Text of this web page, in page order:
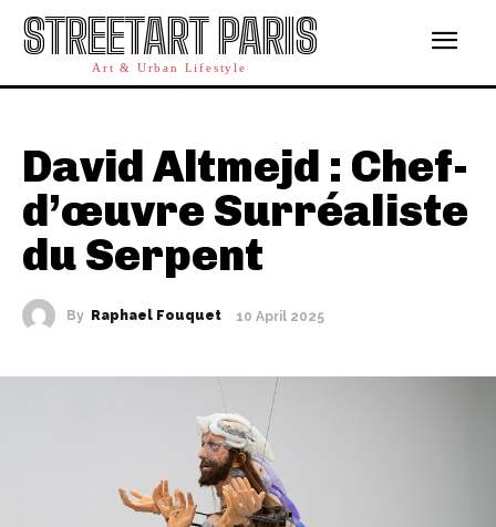
STREETART PARIS
Art & Urban Lifestyle
David Altmejd : Chef-
d’œuvre Surréaliste
du Serpent
By Raphael Fouquet 10 April 2025